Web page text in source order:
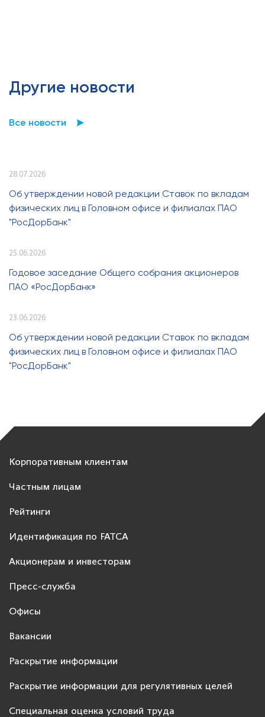
Другие новости
Все новости
28.07.2026
Об утверждении новой редакции Ставок по вкладам
физических лиц в Головном офисе и филиалах ПАО
"РосДорБанк"
25.06.2026
Годовое заседание Общего собрания акционеров
ПАО «РосДорБанк»
23.06.2026
Об утверждении новой редакции Ставок по вкладам
физических лиц в Головном офисе и филиалах ПАО
"РосДорБанк"
Корпоративным клиентам
Частным лицам
Рейтинги
Идентификация по FATCA
Акционерам и инвесторам
Пресс-служба
Офисы
Вакансии
Раскрытие информации
Раскрытие информации для регулятивных целей
Специальная оценка условий труда